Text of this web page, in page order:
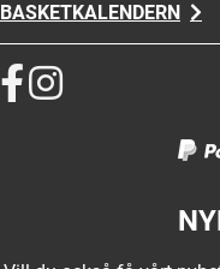
BASKETKALENDERN